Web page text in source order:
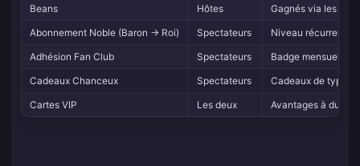
Beans
Hôtes
Gagnés via les
Abonnement Noble (Baron → Roi)
Spectateurs
Niveau récurrent
Adhésion Fan Club
Spectateurs
Badge mensuel
Cadeaux Chanceux
Spectateurs
Cadeaux de type
Cartes VIP
Les deux Avantages à durée